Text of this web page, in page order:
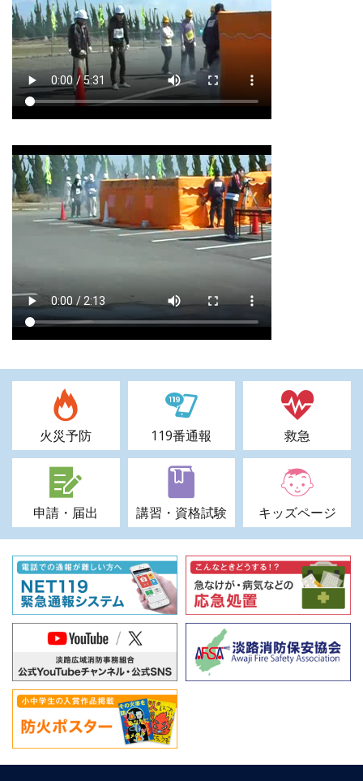
火災予防 119番通報 救急
申請・届出 講習・資格試験 キッズページ